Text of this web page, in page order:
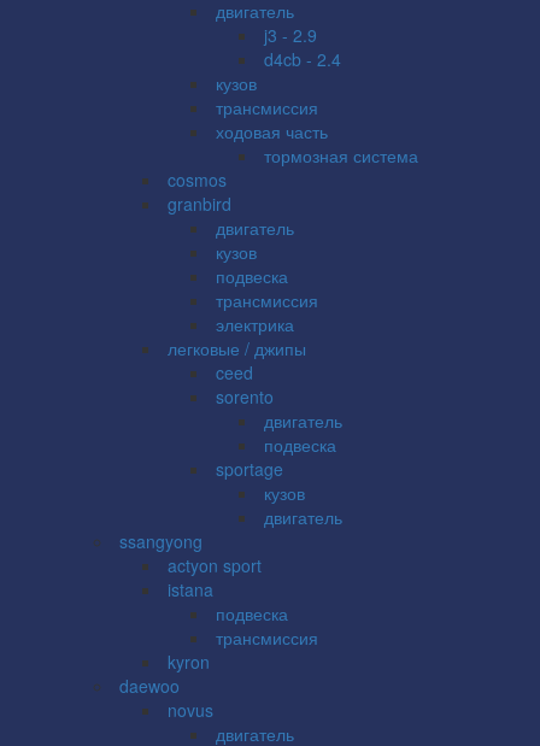
двигатель
j3 - 2.9
d4cb - 2.4
кузов
трансмиссия
ходовая часть
тормозная система
cosmos
granbird
двигатель
кузов
подвеска
трансмиссия
электрика
легковые / джипы
ceed
sorento
двигатель
подвеска
sportage
кузов
двигатель
ssangyong
actyon sport
istana
подвеска
трансмиссия
kyron
daewoo
novus
двигатель